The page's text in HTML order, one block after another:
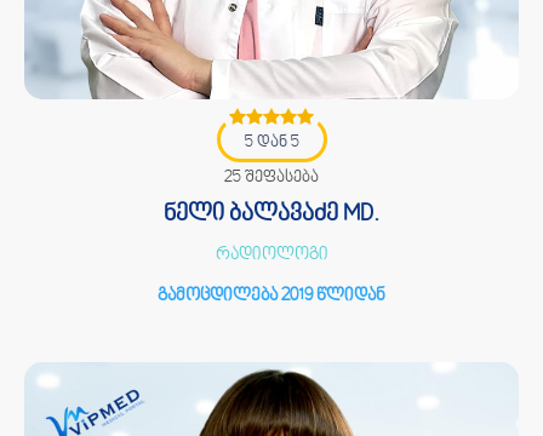
5 დან 5
25 შეფასება
ნელი ბალავაძე MD.
რადიოლოგი
გამოცდილება 2019 წლიდან